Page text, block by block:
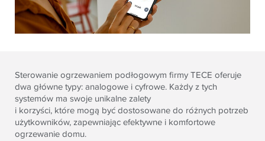
Sterowanie ogrzewaniem podłogowym firmy TECE oferuje
dwa główne typy: analogowe i cyfrowe. Każdy z tych
systemów ma swoje unikalne zalety
i korzyści, które mogą być dostosowane do różnych potrzeb
użytkowników, zapewniając efektywne i komfortowe
ogrzewanie domu.